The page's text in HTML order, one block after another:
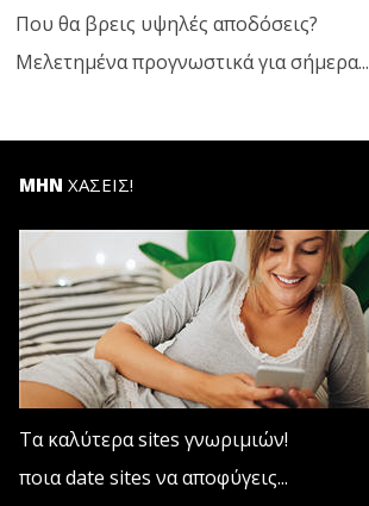
Που θα βρεις υψηλές αποδόσεις?
Μελετημένα προγνωστικά για σήμερα...
ΜΗΝ ΧΑΣΕΙΣ!
Τα καλύτερα sites γνωριμιών!
ποια date sites να αποφύγεις...